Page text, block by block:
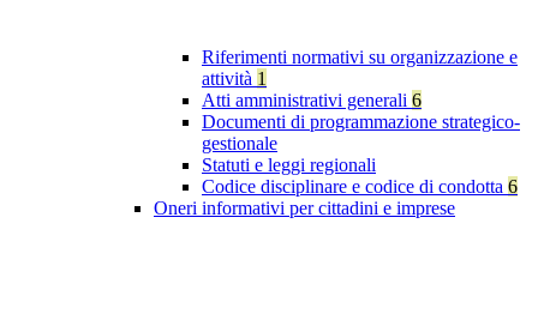
Riferimenti normativi su organizzazione e
attività 1
Atti amministrativi generali 6
Documenti di programmazione strategico-
gestionale
Statuti e leggi regionali
Codice disciplinare e codice di condotta 6
Oneri informativi per cittadini e imprese